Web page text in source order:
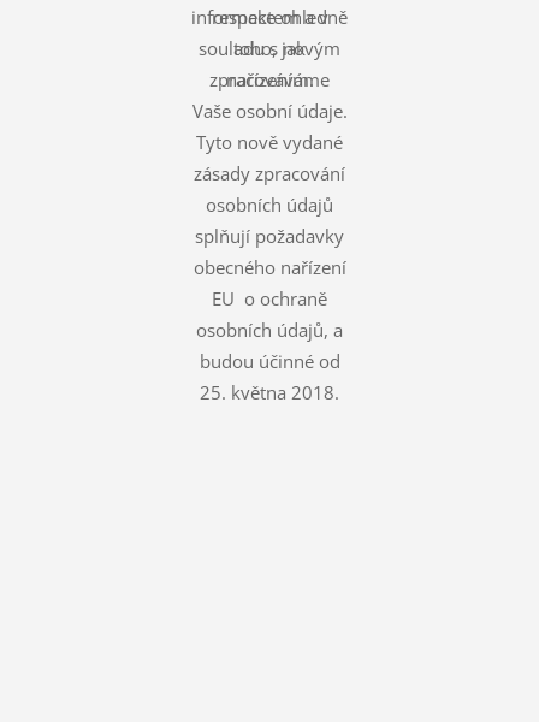
respektem a v
souladu s novým
nařízením.
informace ohledně
toho, jak
zpracováváme
Vaše osobní údaje.
Tyto nově vydané
zásady zpracování
osobních údajů
splňují požadavky
obecného nařízení
EU o ochraně
osobních údajů, a
budou účinné od
25. května 2018.